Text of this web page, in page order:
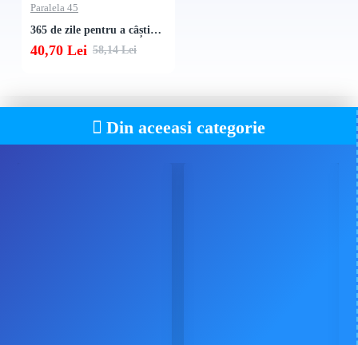
Paralela 45
365 de zile pentru a câștiga la șah. Almanah
40,70 Lei 58,14 Lei
Din aceeasi categorie